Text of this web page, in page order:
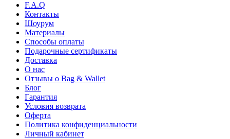
F.A.Q
Контакты
Шоурум
Материалы
Способы оплаты
Подарочные сертификаты
Доставка
О нас
Отзывы о Bag & Wallet
Блог
Гарантия
Условия возврата
Оферта
Политика конфиденциальности
Личный кабинет